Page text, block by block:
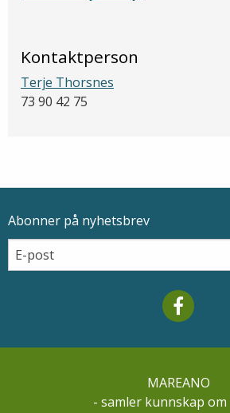
Kontaktperson
Terje Thorsnes
73 90 42 75
Epostadresse
Abonner på nyhetsbrev
Email
MAREANO
- samler kunnskap